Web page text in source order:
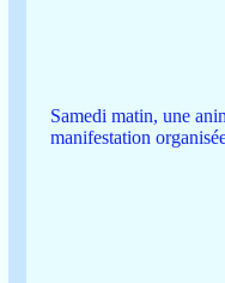
Samedi matin, une
manifestation